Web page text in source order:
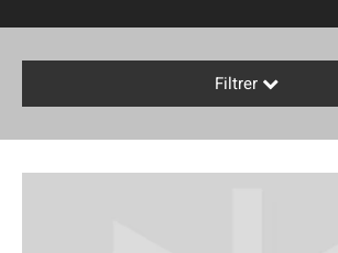
Filtrer